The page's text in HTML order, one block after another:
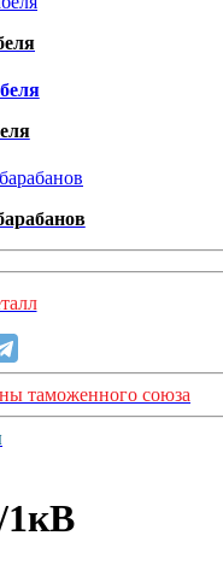
таможенного союза
1кВ